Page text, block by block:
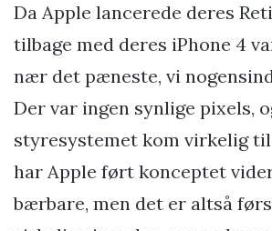
Da Apple lancerede deres
tilbage med deres iPhone 4
nær det pæneste, vi
Der var ingen synlige pixels,
styresystemet kom virkelig
har Apple ført konceptet
bærbare, men det er altså